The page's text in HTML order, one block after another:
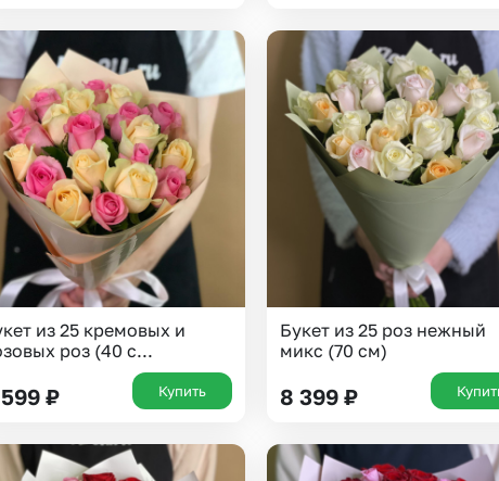
Казань
Уфа
Челябинск
Екатеринбург
Новосибирск
Омск
Волгоград
Воронеж
из 25 кремовых и
роз (40 с...
₽ Купить
Букет из 25 роз нежный
микс (70 см)
8 399 ₽